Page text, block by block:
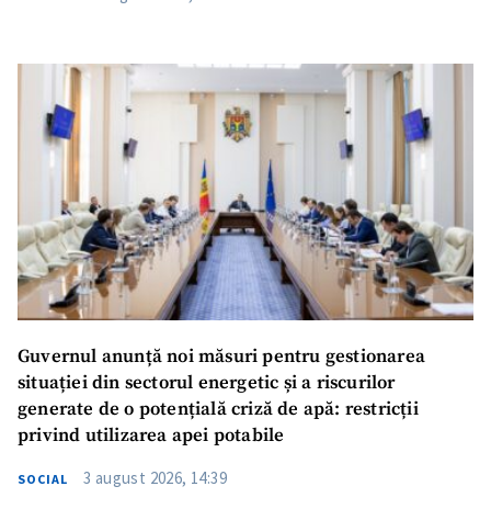
Guvernul anunță noi măsuri pentru gestionarea
situației din sectorul energetic și a riscurilor
generate de o potențială criză de apă: restricții
privind utilizarea apei potabile
SOCIAL 3 august 2026, 14:39